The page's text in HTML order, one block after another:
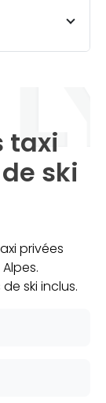
taxi
ski
privées
ski inclus.